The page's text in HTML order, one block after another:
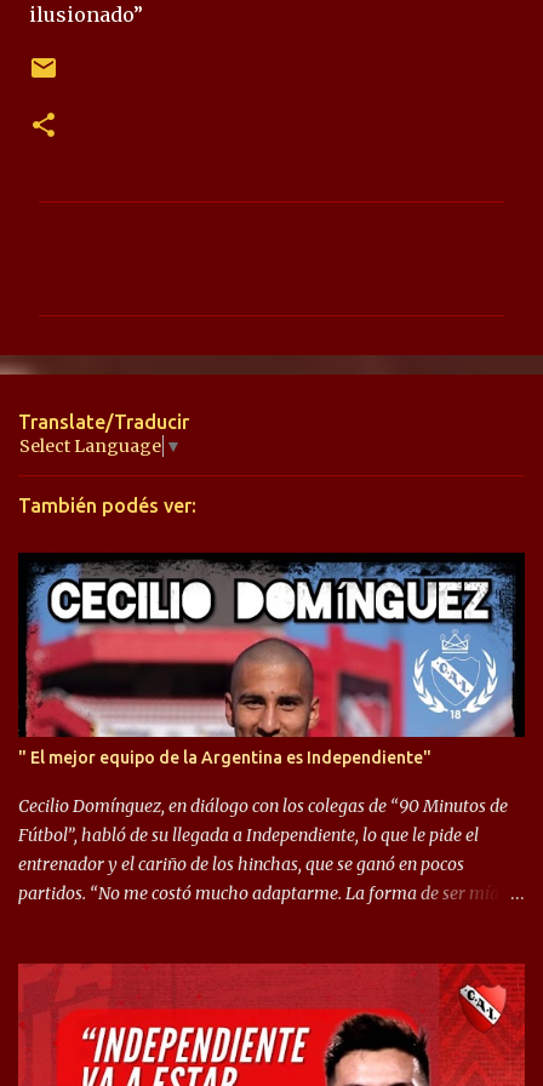
ilusionado”
n
a
r
i
s
Translate/Traducir
Select Language ▼
También podés ver:
" El mejor equipo de la Argentina es Independiente"
Cecilio Domínguez, en diálogo con los colegas de “90 Minutos de
Fútbol”, habló de su llegada a Independiente, lo que le pide el
entrenador y el cariño de los hinchas, que se ganó en pocos
partidos. “No me costó mucho adaptarme. La forma de ser mía
llegué a un Independiente que juega muy dinámico y me gusta
mucho. Me favorece por la forma de jugar mía y eso también
ayudó a que me adapte”. “Me siento mejor por izquierda, pero me
gusta mucho jugar de 9, y juego sin problemas por derecha